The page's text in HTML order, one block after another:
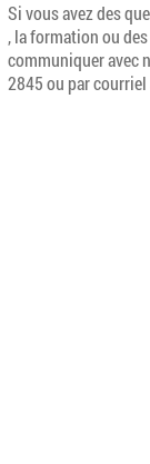
Si vous avez des
, la formation ou
communiquer avec
2845 ou par courriel